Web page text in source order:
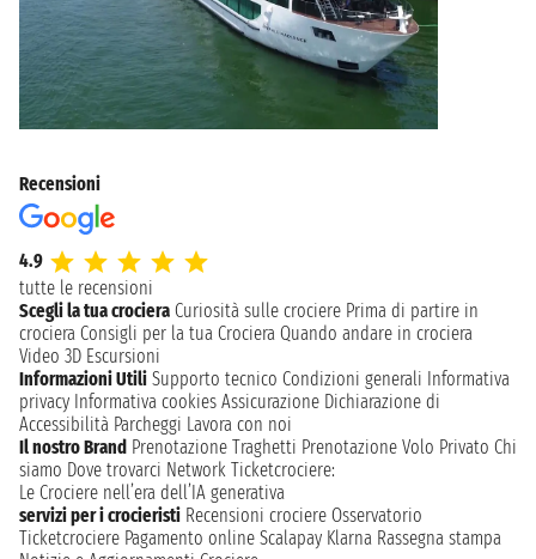
Recensioni
4.9
tutte le recensioni
Scegli la tua crociera Curiosità sulle crociere Prima di partire in
crociera Consigli per la tua Crociera Quando andare in crociera
Video 3D Escursioni
Informazioni Utili Supporto tecnico Condizioni generali Informativa
privacy Informativa cookies Assicurazione Dichiarazione di
Accessibilità Parcheggi Lavora con noi
Il nostro Brand Prenotazione Traghetti Prenotazione Volo Privato Chi
siamo Dove trovarci Network Ticketcrociere:
Le Crociere nell’era dell’IA generativa
servizi per i crocieristi Recensioni crociere Osservatorio
Ticketcrociere Pagamento online Scalapay Klarna Rassegna stampa